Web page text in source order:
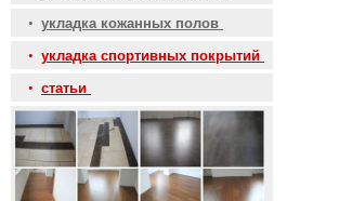
• укладка кожанных полов
• укладка спортивных покрытий
• статьи